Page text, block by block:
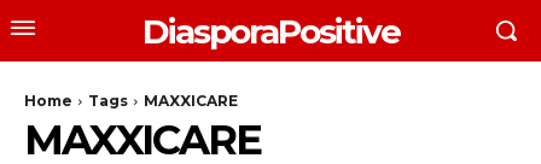
DiasporaPositive
Home Tags MAXXICARE
MAXXICARE